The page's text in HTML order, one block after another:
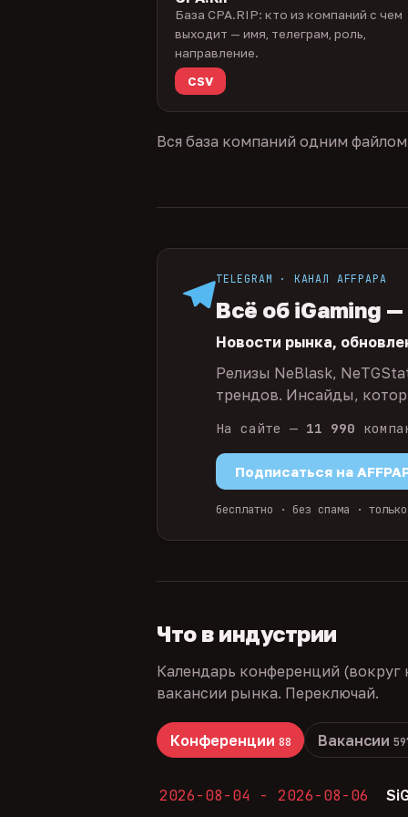
База CPA.RIP: кто из компаний с чем
выходит — имя, телеграм, роль,
направление.
CSV
Вся база компаний одним
TELEGRAM · КАНАЛ AFFPAPA
Всё об iGaming
Новости рынка,
Релизы NeBlask,
трендов. Инсайды,
На сайте — 11 990
Подписаться на
бесплатно · без спама ·
Что в индустрии
Календарь конференций
вакансии рынка. Переключай.
Конференции 88 Вакансии
2026-08-04 - 2026-08-06